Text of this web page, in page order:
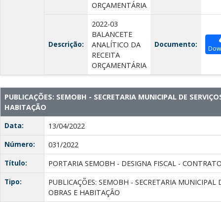
ORÇAMENTÁRIA
Descrição:
2022-03
BALANCETE
ANALÍTICO DA
RECEITA
ORÇAMENTÁRIA
Documento:
PUBLICAÇÕES: SEMOBH - SECRETARIA MUNICIPAL DE
HABITAÇÃO
Data:
13/04/2022
Número:
031/2022
Título:
PORTARIA SEMOBH - DESIGNA FISCAL -
Tipo:
PUBLICAÇÕES: SEMOBH - SECRETARIA MUNICIPAL
OBRAS E HABITAÇÃO